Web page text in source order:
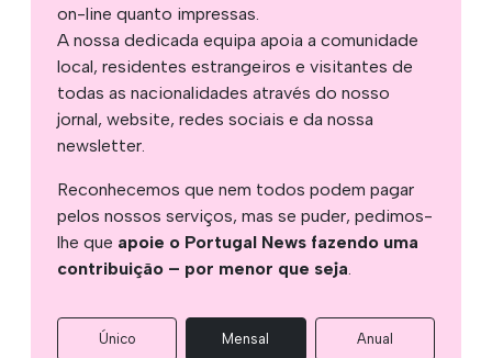
on-line quanto impressas.
A nossa dedicada equipa apoia a comunidade
local, residentes estrangeiros e visitantes de
todas as nacionalidades através do nosso
jornal, website, redes sociais e da nossa
newsletter.
Reconhecemos que nem todos podem pagar
pelos nossos serviços, mas se puder, pedimos-
lhe que apoie o Portugal News fazendo uma
contribuição – por menor que seja.
Único Mensal Anual